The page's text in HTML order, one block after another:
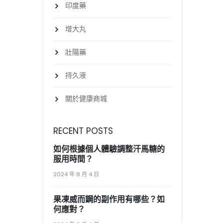
印度藥
增大丸
壯陽藥
持久液
關於健康商城
RECENT POSTS
如何根據個人體驗調整汗馬糖的
服用時間？
2024 年 8 月 4 日
果凍威而鋼的副作用有哪些？如
何應對？